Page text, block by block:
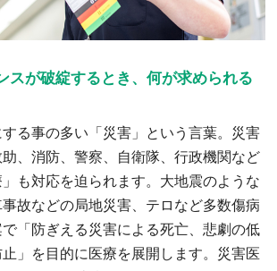
スが破綻するとき、何が求められる
る事の多い「災害」という言葉。災害
、消防、警察、自衛隊、行政機関など
も対応を迫られます。大地震のような
故などの局地災害、テロなど多数傷病
「防ぎえる災害による死亡、悲劇の低
」を目的に医療を展開します。災害医